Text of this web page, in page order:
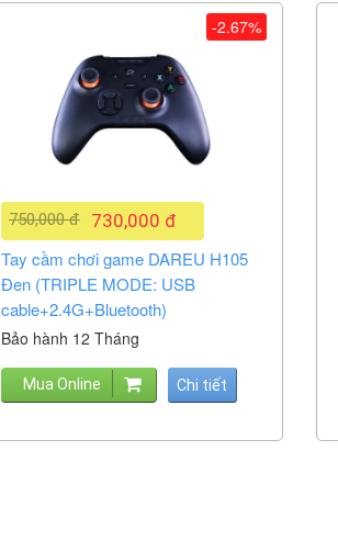
730,000 đ
750,000 đ
Tay cầm chơi game DAREU H105
Đen (TRIPLE MODE: USB
cable+2.4G+Bluetooth)
Bảo hành 12 Tháng
Mua Online Chi tiết
-2.67%